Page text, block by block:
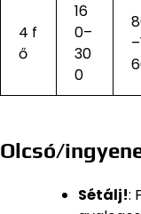
4 f
ő
16
0–
30
0
Olcsó/
Sétálj!: